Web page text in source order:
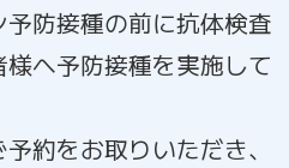
防接種の前に抗体検査
へ予防接種を実施して
約をお取りいただき、